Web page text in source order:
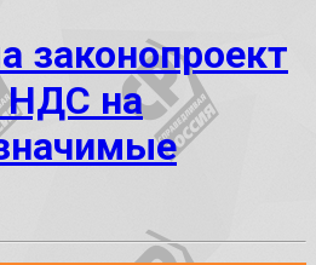
законопроект
НДС на